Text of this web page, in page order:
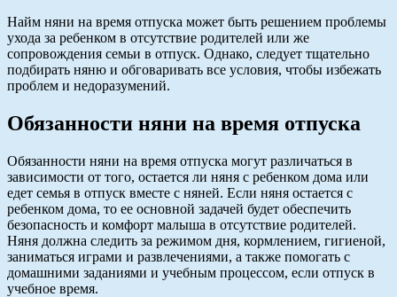
Найм няни на время отпуска может быть решением проблемы
ухода за ребенком в отсутствие родителей или же
сопровождения семьи в отпуск. Однако, следует тщательно
подбирать няню и обговаривать все условия, чтобы избежать
проблем и недоразумений.
Обязанности няни на время отпуска
Обязанности няни на время отпуска могут различаться в
зависимости от того, остается ли няня с ребенком дома или
едет семья в отпуск вместе с няней. Если няня остается с
ребенком дома, то ее основной задачей будет обеспечить
безопасность и комфорт малыша в отсутствие родителей.
Няня должна следить за режимом дня, кормлением, гигиеной,
заниматься играми и развлечениями, а также помогать с
домашними заданиями и учебным процессом, если отпуск в
учебное время.